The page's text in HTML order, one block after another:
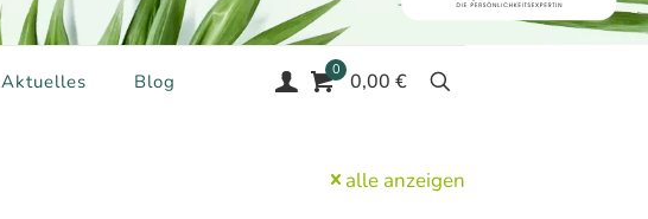
Aktuelles Blog
0 0,00 €
alle anzeigen